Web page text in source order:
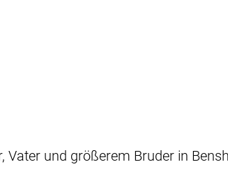
Vater und größerem Bruder in